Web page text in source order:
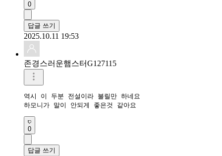
0
답글 쓰기
2025.10.11 19:53
존경스러운햄스터G127115
역시 이 두분 전설이라 불릴만 하네요
하모니가 말이 안되게 좋은것 같아요
0
답글 쓰기